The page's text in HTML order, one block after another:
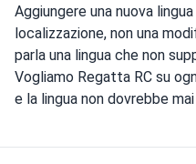
Aggiungere una nuova
localizzazione, non una
parla una lingua che non
Vogliamo Regatta RC su
e la lingua non dovrebbe